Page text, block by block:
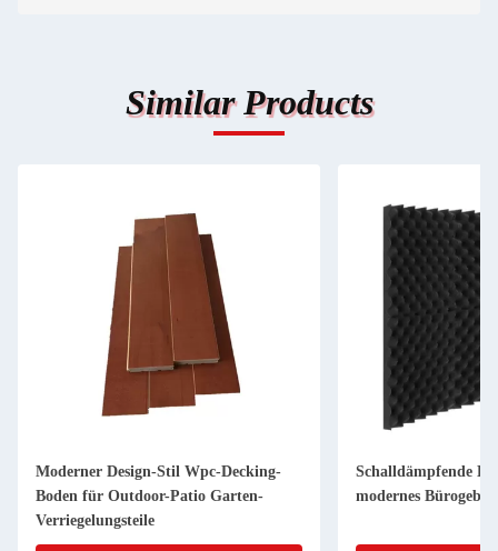
Similar Products
Moderner Design-Stil Wpc-Decking-
Boden für Outdoor-Patio Garten-
Verriegelungsteile
Schalldämpfende
modernes